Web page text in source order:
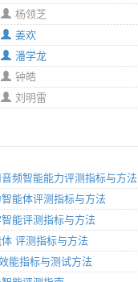
杨领芝
姜欢
潘学龙
钟皓
刘明雷
频智能能力评测指标与方法
能体评测指标与方法
能评测指标与方法
评测指标与方法
能指标与测试方法